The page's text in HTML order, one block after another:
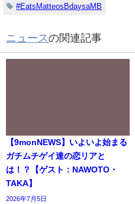
#EatsMatteosBdaysaMB
ニュースの関連記事
【9monNEWS】いよいよ始まる
ガチムチゲイ達の恋リアと
は！？【ゲスト：NAWOTO・
TAKA】
2026年7月5日